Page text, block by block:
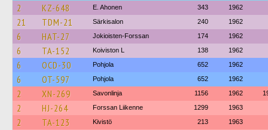
2 KZ-648 E. Ahonen 343 1962
21 TDM-21 Särkisalon 240 1962
6 HAT-27 Jokioisten-Forssan 174 1962
6 TA-152 Koiviston L 138 1962
6 OCD-30 Pohjola 652 1962
6 OT-597 Pohjola 652 1962
2 XN-269 Savonlinja 1156 1962
2 HJ-264 Forssan Liikenne 1299 1963
2 TA-123 Kivistö 213 1963